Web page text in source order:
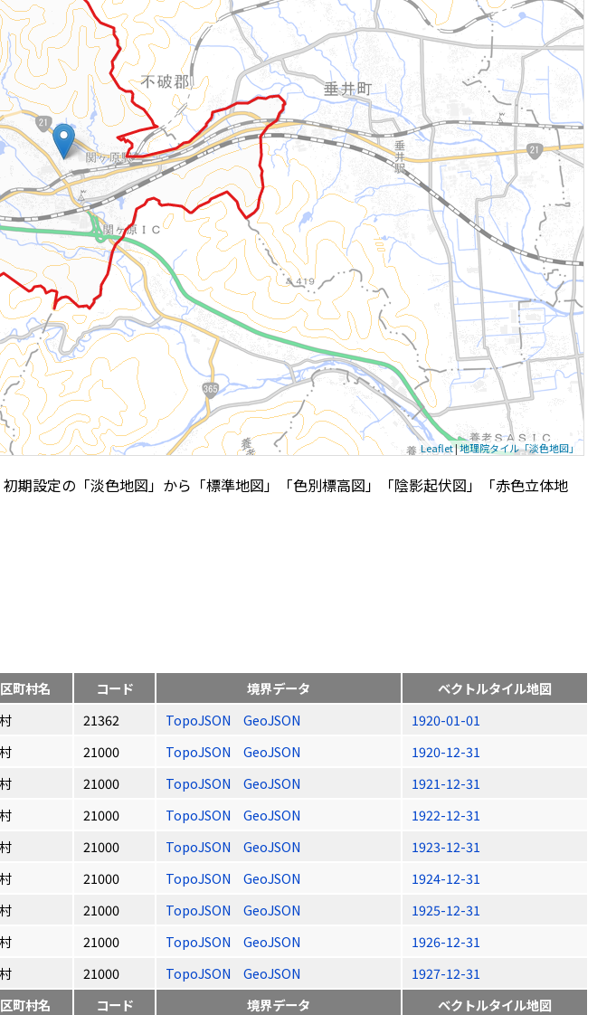
Leaflet|地理院タイル「淡色地図」
期設定の「淡色地図」から「標準地図」「色別標高図」「陰影起伏図」「赤色立体地
町村名 コード 境界データ
ベクトルタイル地図
21362 TopoJSON GeoJSON
1920-01-01
21000 TopoJSON GeoJSON
1920-12-31
21000 TopoJSON GeoJSON
1921-12-31
21000 TopoJSON GeoJSON
1922-12-31
21000 TopoJSON GeoJSON
1923-12-31
21000 TopoJSON GeoJSON
1924-12-31
21000 TopoJSON GeoJSON
1925-12-31
21000 TopoJSON GeoJSON
1926-12-31
21000 TopoJSON GeoJSON
1927-12-31
町村名 コード 境界データ ベクトルタイル地図